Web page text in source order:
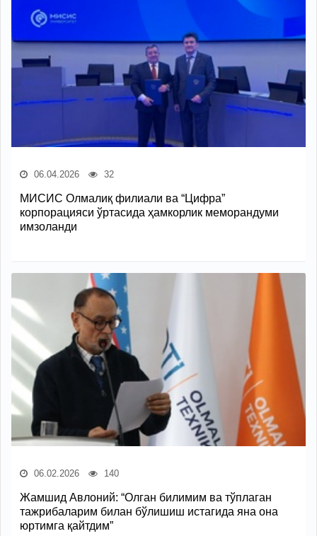
06.04.2026 32
МИСИС Олмалиқ филиали ва “Цифра”
корпорацияси ўртасида ҳамкорлик меморандуми
имзоланди
06.02.2026 140
Жамшид Авлоний: “Олган билимим ва тўплаган
тажрибаларим билан бўлишиш истагида яна она
юртимга қайтдим”